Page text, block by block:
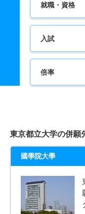
就職・資格
入試
倍率
東京都立大学の併願
國學院大學